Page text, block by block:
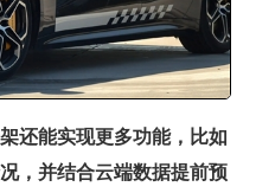
还能实现更多功能，比如
，并结合云端数据提前预